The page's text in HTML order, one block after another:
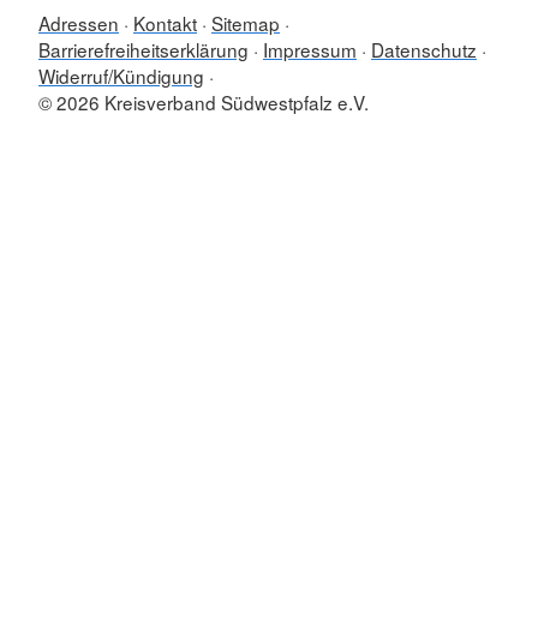
Adressen Kontakt Sitemap
Barrierefreiheitserklärung
Impressum
Datenschutz
Widerruf/Kündigung
© 2026 Kreisverband Südwestpfalz e.V.